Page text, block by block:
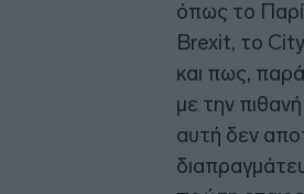
όπως το
Brexit, το
και πως,
με την
αυτή δεν